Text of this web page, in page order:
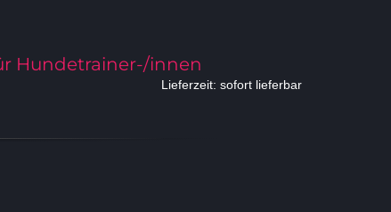
Hundetrainer-/innen
Lieferzeit: sofort lieferbar